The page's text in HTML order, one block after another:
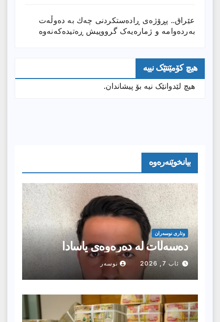
عێراق.. پڕۆژەی ڕادەستكردنی چەك بە دەوڵەت
بەردەوامە و ژمارەیەک گرووپیش ڕەتیدەکەنەوە
هیچ کۆمێنتێک نییە
هیچ لێدوانێک نیە بۆ پیشاندان.
بیانخوێنەرەوە
وتارى نوسەران
دەسەڵات لە دەرەوەی یاسادا
ئاب 7, 2026 نوسەر